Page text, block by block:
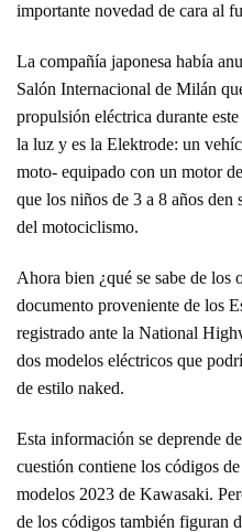
importante novedad de cara al
La compañía japonesa había
Salón Internacional de Milán
propulsión eléctrica durante
la luz y es la Elektrode: un
moto- equipado con un motor
que los niños de 3 a 8 años den
del motociclismo.
Ahora bien ¿qué se sabe de los
documento proveniente de los
registrado ante la National
dos modelos eléctricos que
de estilo naked.
Esta información se deprende
cuestión contiene los códigos
modelos 2023 de Kawasaki.
de los códigos también figuran